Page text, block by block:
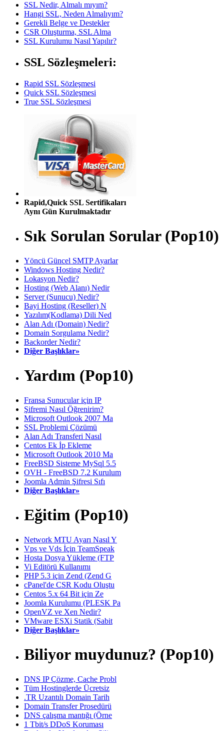
SSL Nedir, Almalı mıyım?
Hangi SSL, Neden Almalıyım?
Gerekli Belge ve Destekler
CSR Oluşturma, SSL Alma
SSL Kurulumu Nasıl Yapılır?
SSL Sözleşmeleri:
Rapid SSL Sözleşmesi
Quick SSL Sözleşmesi
True SSL Sözleşmesi
Rapid,Quick SSL Sertifikaları
Aynı Gün Kurulmaktadır
Sık Sorulan Sorular (Pop10)
Yöncü Güncel SMTP Ayarlar
Windows Hosting Nedir?
Lokasyon Nedir?
Hosting (Web Alanı) Nedir
Server (Sunucu) Nedir?
Bayi Hosting (Reseller) N
Yazılım(Kodlama) Dili Ned
Alan Adı (Domain) Nedir?
Domain Sorgulama Nedir?
Backorder Nedir?
Diğer Başlıklar»
Yardım (Pop10)
Fransa Sunucular için IP
Şifremi Nasıl Öğrenirim?
Microsoft Outlook 2007 Ma
SSL Problemi Çözümü
Alan Adı Transferi Nasıl
Centos Ek İp Ekleme
Microsoft Outlook 2010 Ma
FreeBSD Sisteme MySql 5.5
OVH - FreeBSD 7.2 Kurulum
Joomla Admin Şifresi Sıfı
Diğer Başlıklar»
Eğitim (Pop10)
Network MTU Ayarı Nasıl Y
Vps ve Vds İçin TeamSpeak
Hosta Dosya Yükleme (FTP
Vi Editörü Kullanımı
PHP 5.3 için Zend (Zend G
cPanel'de CSR Kodu Oluştu
Centos 5.x 64 Bit için Ze
Joomla Kurulumu (PLESK Pa
OpenVZ ve Xen Nedir?
VMware ESXi Statik (Sabit
Diğer Başlıklar»
Biliyor muydunuz? (Pop10)
DNS IP Çözme, Cache Probl
Tüm Hostinglerde Ücretsiz
.TR Uzantılı Domain Tarih
Domain Transfer Prosedürü
DNS çalışma mantığı (Örne
1 Tbit/s DDoS Koruması